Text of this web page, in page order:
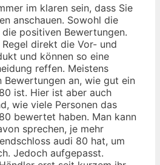
im klaren sein, dass Sie
anschauen. Sowohl die
positiven Bewertungen.
direkt die Vor- und
und können so eine
reffen. Meistens
an, wie gut ein
ist. Hier ist aber auch
wie viele Personen das
bewertet haben. Man kann
sprechen, je mehr
audi 80 hat, um
Jedoch aufgepasst.